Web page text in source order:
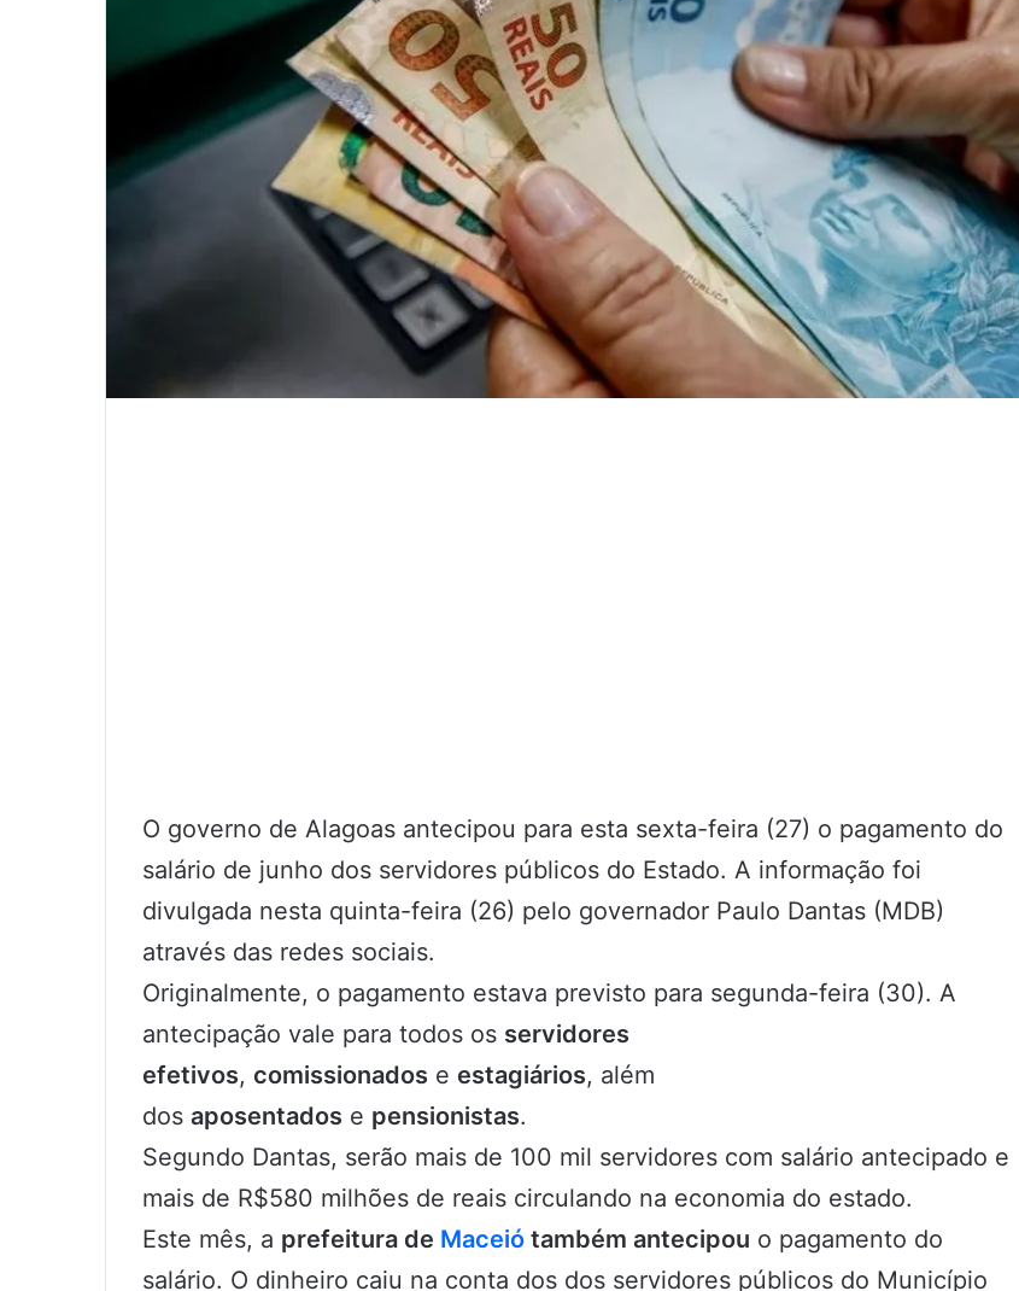
O governo de Alagoas antecipou para esta sexta-feira (27) o pagamento do
salário de junho dos servidores públicos do Estado. A informação foi
divulgada nesta quinta-feira (26) pelo governador Paulo Dantas (MDB)
através das redes sociais.
Originalmente, o pagamento estava previsto para segunda-feira (30). A
antecipação vale para todos os servidores
efetivos, comissionados e estagiários, além
dos aposentados e pensionistas.
Segundo Dantas, serão mais de 100 mil servidores com salário antecipado e
mais de R$580 milhões de reais circulando na economia do estado.
Este mês, a prefeitura de Maceió também antecipou o pagamento do
salário. O dinheiro caiu na conta dos dos servidores públicos do Município